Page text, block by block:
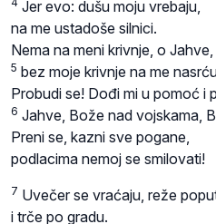
Jer evo: dušu moju vrebaju,
na me ustadoše silnici.
Nema na meni krivnje, o Jahve,
5 bez moje krivnje na me
Probudi se! Dođi mi u pomoć i
6 Jahve, Bože nad vojskama,
Preni se, kazni sve pogane,
podlacima nemoj se smilovati!
7 Uvečer se vraćaju, reže
i trče po gradu.